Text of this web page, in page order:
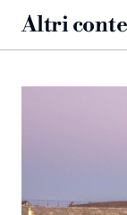
Altri